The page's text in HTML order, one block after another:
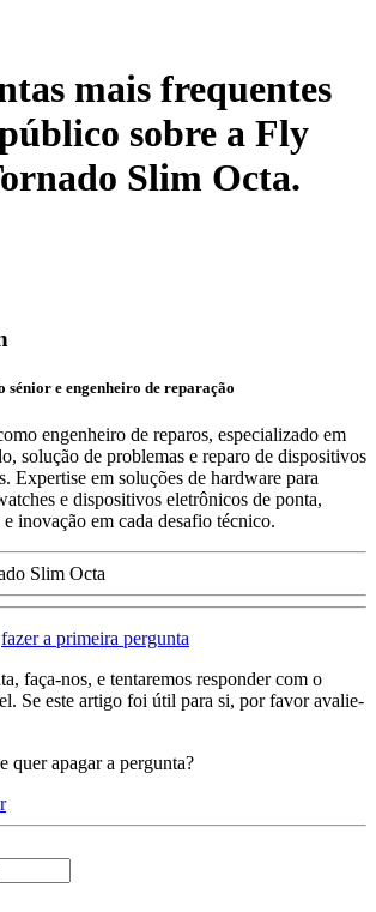
mais frequentes
sobre a Fly
Slim Octa.
sénior e engenheiro de reparação
engenheiro de reparos, especializado em
solução de problemas e reparo de dispositivos
Expertise em soluções de hardware para
e dispositivos eletrônicos de ponta,
inovação em cada desafio técnico.
fazer a primeira pergunta
faça-nos, e tentaremos responder com o
Se este artigo foi útil para si, por favor avalie-
quer apagar a pergunta?